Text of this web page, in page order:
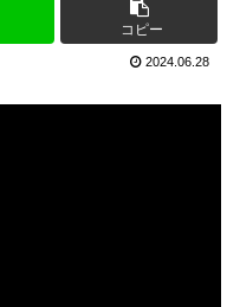
コピー
2024.06.28